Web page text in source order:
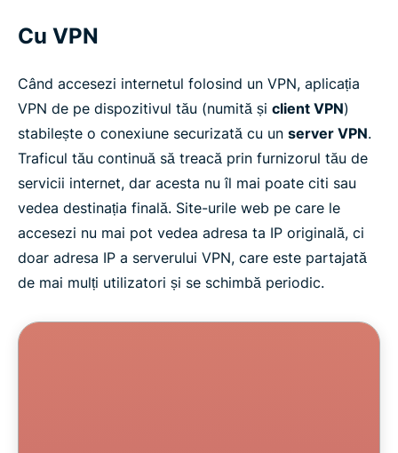
Cu VPN
Când accesezi internetul folosind un VPN, aplicația
VPN de pe dispozitivul tău (numită și client VPN)
stabilește o conexiune securizată cu un server VPN.
Traficul tău continuă să treacă prin furnizorul tău de
servicii internet, dar acesta nu îl mai poate citi sau
vedea destinația finală. Site-urile web pe care le
accesezi nu mai pot vedea adresa ta IP originală, ci
doar adresa IP a serverului VPN, care este partajată
de mai mulți utilizatori și se schimbă periodic.